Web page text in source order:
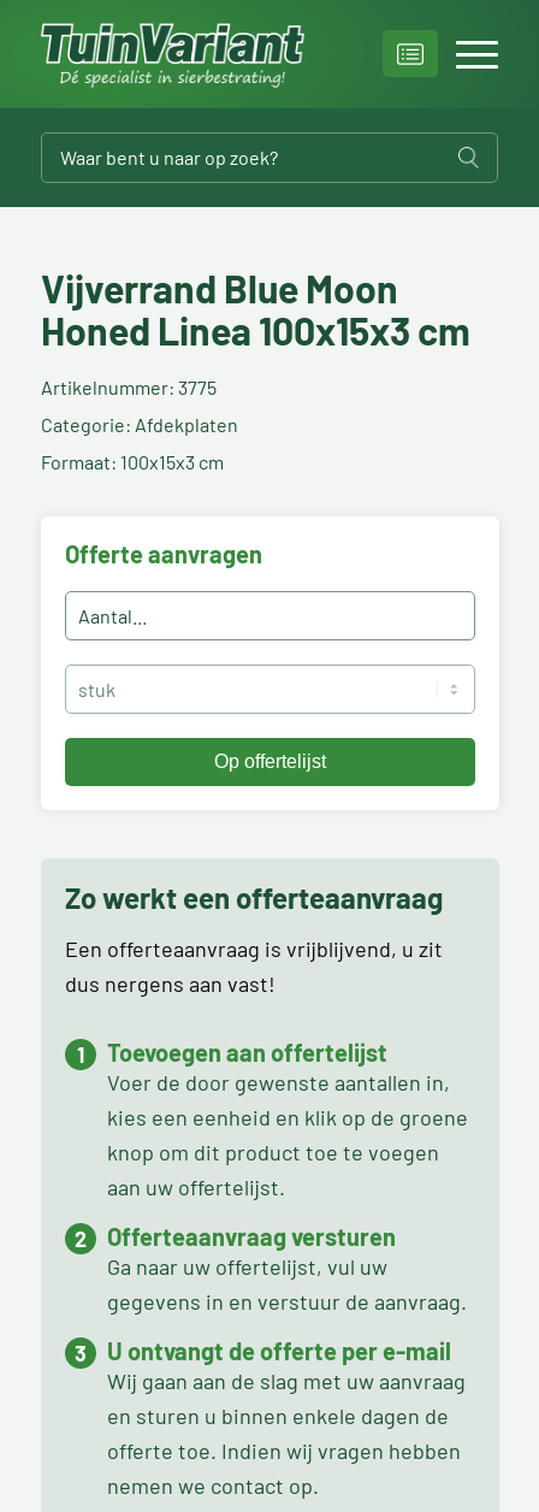
Vijverrand Blue Moon
Honed Linea 100x15x3 cm
Artikelnummer: 3775
Categorie: Afdekplaten
Formaat: 100x15x3 cm
Offerte aanvragen
Zo werkt een offerteaanvraag
Een offerteaanvraag is vrijblijvend, u zit
dus nergens aan vast!
Toevoegen aan offertelijst
Voer de door gewenste aantallen in,
kies een eenheid en klik op de groene
knop om dit product toe te voegen
aan uw offertelijst.
Offerteaanvraag versturen
Ga naar uw offertelijst, vul uw
gegevens in en verstuur de aanvraag.
U ontvangt de offerte per e-mail
Wij gaan aan de slag met uw aanvraag
en sturen u binnen enkele dagen de
offerte toe. Indien wij vragen hebben
nemen we contact op.